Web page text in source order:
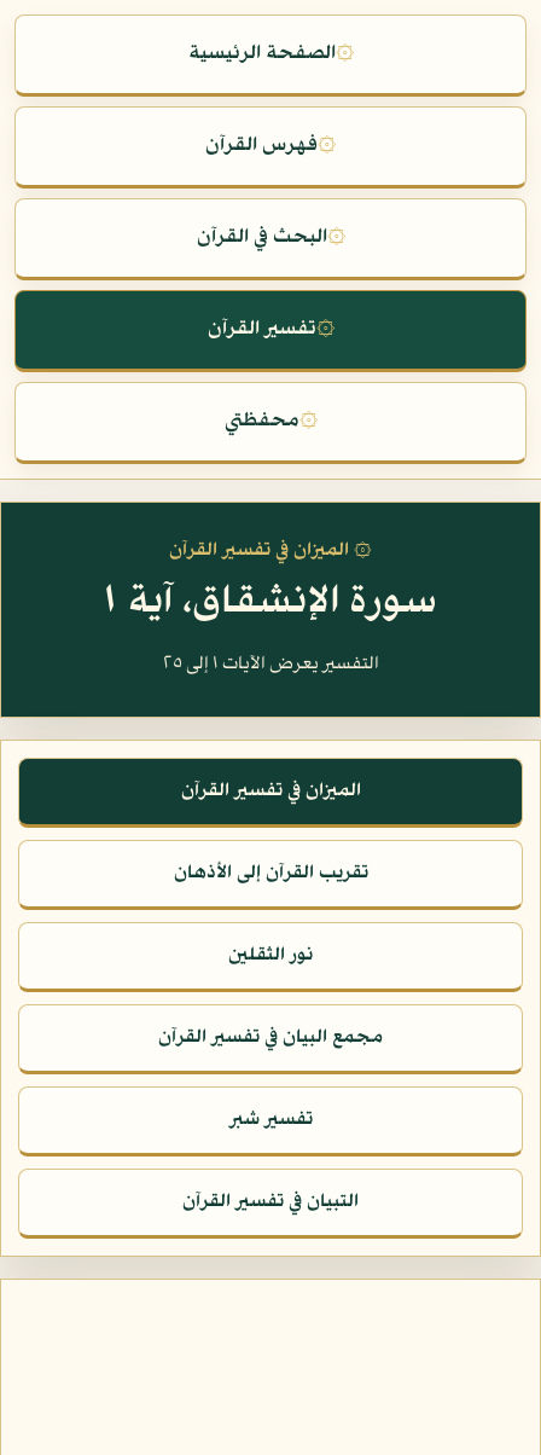
۞الصفحة الرئيسية
۞فهرس القرآن
۞البحث في القرآن
۞تفسير القرآن
۞محفظتي
۞ الميزان في تفسير القرآن
سورة الإنشقاق، آية ١
التفسير يعرض الآيات ١ إلى ٢٥
الميزان في تفسير القرآن
تقريب القرآن إلى الأذهان
نور الثقلين
مجمع البيان في تفسير القرآن
تفسير شبر
التبيان في تفسير القرآن